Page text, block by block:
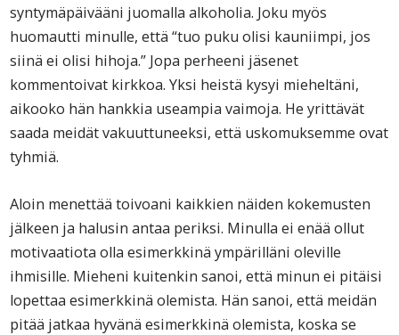
syntymäpäivääni juomalla alkoholia. Joku myös
huomautti minulle, että “tuo puku olisi kauniimpi, jos
siinä ei olisi hihoja.” Jopa perheeni jäsenet
kommentoivat kirkkoa. Yksi heistä kysyi mieheltäni,
aikooko hän hankkia useampia vaimoja. He yrittävät
saada meidät vakuuttuneeksi, että uskomuksemme ovat
tyhmiä.
Aloin menettää toivoani kaikkien näiden kokemusten
jälkeen ja halusin antaa periksi. Minulla ei enää ollut
motivaatiota olla esimerkkinä ympärilläni oleville
ihmisille. Mieheni kuitenkin sanoi, että minun ei pitäisi
lopettaa esimerkkinä olemista. Hän sanoi, että meidän
pitää jatkaa hyvänä esimerkkinä olemista, koska se